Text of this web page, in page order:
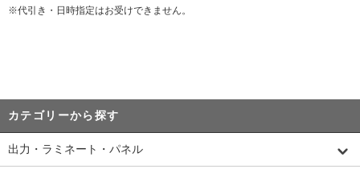
※代引き・日時指定はお受けできません。
カテゴリーから探す
出力・ラミネート・パネル